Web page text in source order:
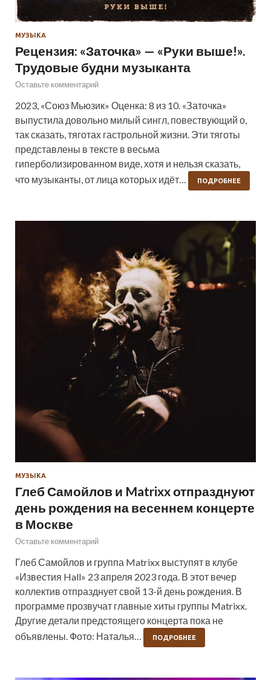
МУЗЫКА
Рецензия: «Заточка» — «Руки выше!».
Трудовые будни музыканта
Оставьте комментарий
2023, «Союз Мьюзик» Оценка: 8 из 10. «Заточка»
выпустила довольно милый сингл, повествующий о,
так сказать, тяготах гастрольной жизни. Эти тяготы
представлены в тексте в весьма
гиперболизированном виде, хотя и нельзя сказать,
что музыканты, от лица которых идёт…
ПОДРОБНЕЕ
МУЗЫКА
Глеб Самойлов и Matrixx отпразднуют
день рождения на весеннем концерте
в Москве
Оставьте комментарий
Глеб Самойлов и группа Matrixx выступят в клубе
«Известия Hall» 23 апреля 2023 года. В этот вечер
коллектив отпразднует свой 13-й день рождения. В
программе прозвучат главные хиты группы Matrixx.
Другие детали предстоящего концерта пока не
объявлены. Фото: Наталья…
ПОДРОБНЕЕ